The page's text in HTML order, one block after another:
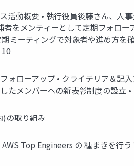
活動概要 • 執行役員後藤さん、人
者をメンティーとして定期フォロ
ミーティングで対象者や進め方
ォローアップ • クライテリア＆記
たメンバーへの新表彰制度の設立
)の取り組み
Top Engineers の 種まきを行